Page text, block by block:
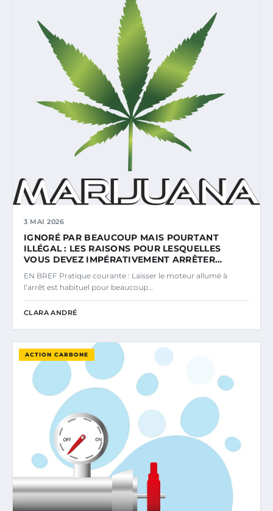
3 MAI 2026
IGNORÉ PAR BEAUCOUP MAIS POURTANT
ILLÉGAL : LES RAISONS POUR LESQUELLES
VOUS DEVEZ IMPÉRATIVEMENT ARRÊTER…
EN BREF Pratique courante : Laisser le moteur allumé à
l’arrêt est habituel pour beaucoup…
CLARA ANDRÉ
ACTION CARBONE